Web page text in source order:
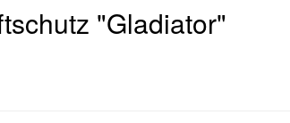
"Gladiator"